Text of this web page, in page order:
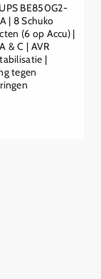
BE850G2-
| 8 Schuko
(6 op Accu) |
& C | AVR
|
tegen